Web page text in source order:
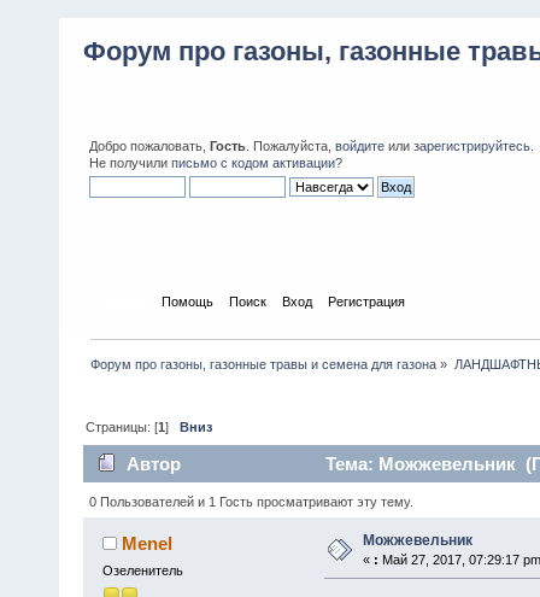
Форум про газоны, газонные
Добро пожаловать, Гость . Пожалуйста, войдите или зарегистрируйтесь
Не получили письмо с кодом активации?
Помощь Поиск Вход Регистрация
Форум про газоны, газонные травы и семена для газона »
Страницы: [1]Вниз
Автор Тема: Можжевельник
0 Пользователей и 1 Гость просматривают эту тему.
Menel
Озеленитель
Можжевельник
« : Май 27, 2017, 07:29:17